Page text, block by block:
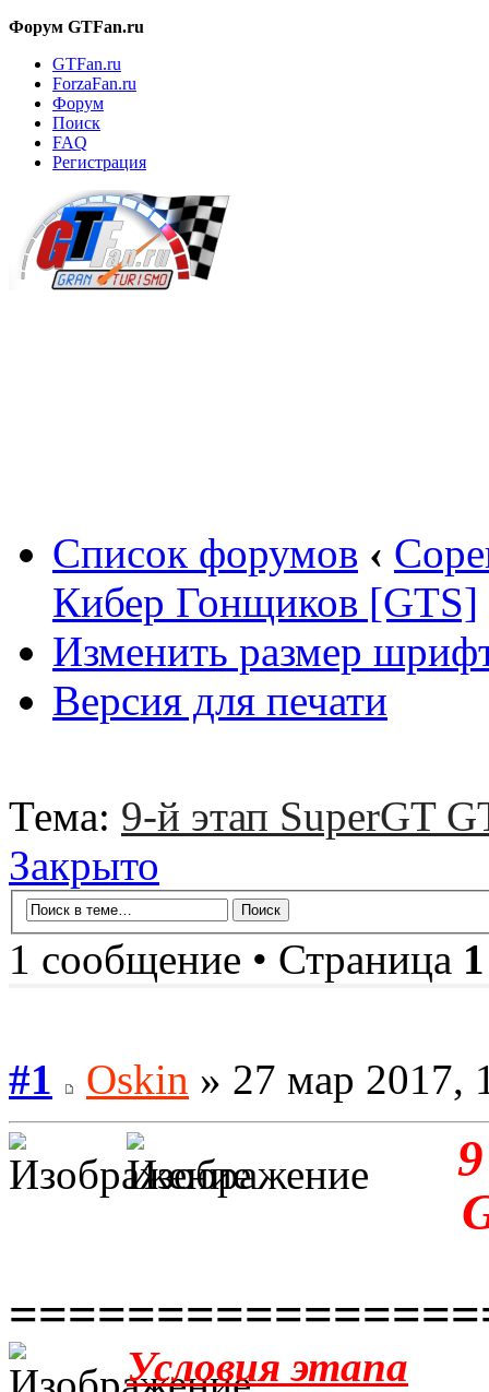
Форум GTFan.ru
GTFan.ru
ForzaFan.ru
Форум
Поиск
FAQ
Регистрация
Список форумов ‹
Кибер Гонщиков [GTS]
Изменить размер
Версия для печати
Тема: 9-й этап SuperGT
Закрыто
1 сообщение • Страница 1
#1 Oskin » 27 мар 2017,
Условия этапа